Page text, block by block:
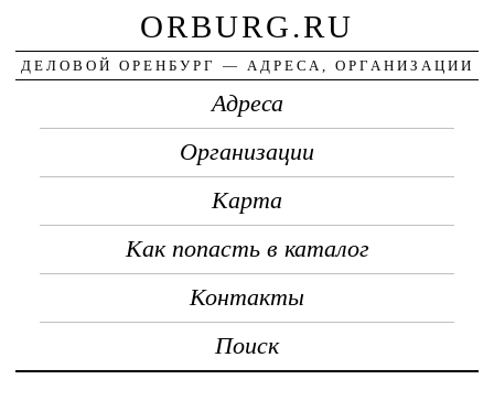
ORBURG.RU
ДЕЛОВОЙ ОРЕНБУРГ — АДРЕСА, ОРГАНИЗАЦИИ
Адреса
Организации
Карта
Как попасть в каталог
Контакты
Поиск